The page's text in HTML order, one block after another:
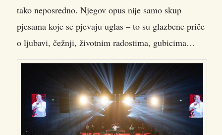
tako neposredno. Njegov opus nije samo skup
pjesama koje se pjevaju uglas – to su glazbene priče
o ljubavi, čežnji, životnim radostima, gubicima…